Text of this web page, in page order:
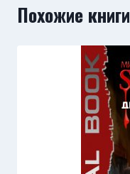
Похожие книги